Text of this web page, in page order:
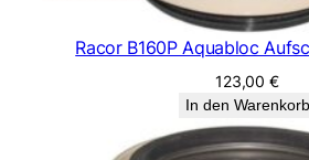
Racor B160P Aquabloc
123,00€
In den Warenkorb